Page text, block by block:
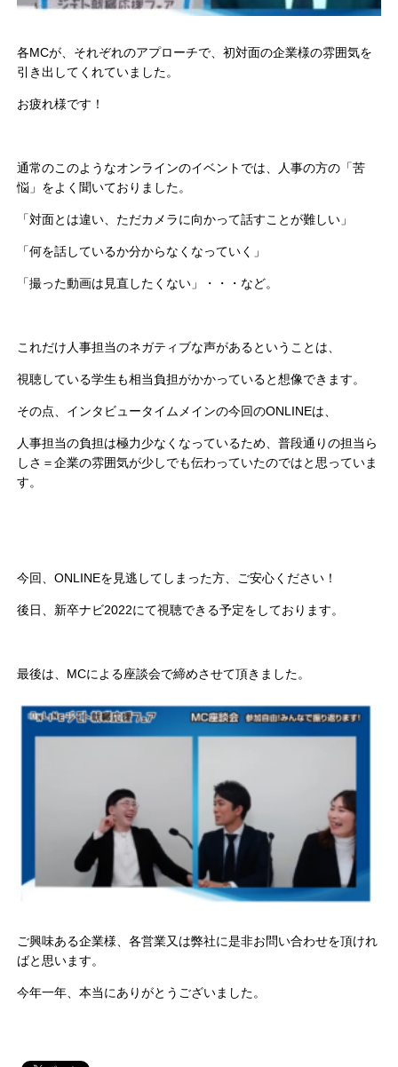
各MCが、それぞれのアプローチで、初対面の企業様の雰囲気を
引き出してくれていました。
お疲れ様です！
通常のこのようなオンラインのイベントでは、人事の方の「苦
悩」をよく聞いておりました。
「対面とは違い、ただカメラに向かって話すことが難しい」
「何を話しているか分からなくなっていく」
「撮った動画は見直したくない」・・・など。
これだけ人事担当のネガティブな声があるということは、
視聴している学生も相当負担がかかっていると想像できます。
その点、インタビュータイムメインの今回のONLINEは、
人事担当の負担は極力少なくなっているため、普段通りの担当ら
しさ＝企業の雰囲気が少しでも伝わっていたのではと思っていま
す。
今回、ONLINEを見逃してしまった方、ご安心ください！
後日、新卒ナビ2022にて視聴できる予定をしております。
最後は、MCによる座談会で締めさせて頂きました。
ご興味ある企業様、各営業又は弊社に是非お問い合わせを頂けれ
ばと思います。
今年一年、本当にありがとうございました。